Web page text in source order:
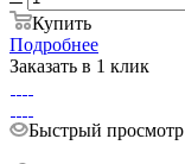
Купить
Подробнее
Заказать в 1 клик
Быстрый просмотр